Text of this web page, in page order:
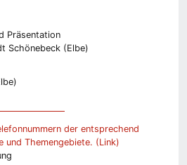
Präsentation
der entsprechend
und Themengebiete. (Link)